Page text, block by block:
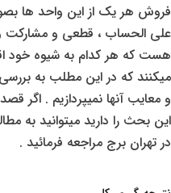
فروش هر یک از این واحد ها
علی الحساب ، قطعی و مشارکت
هست که هر کدام به شیوه خود
میکنند که در این مطلب به بررسی
و معایب آنها نمیپردازیم . اگر
این بحث را دارید میتوانید به
در تهران برج مراجعه فرمائید .